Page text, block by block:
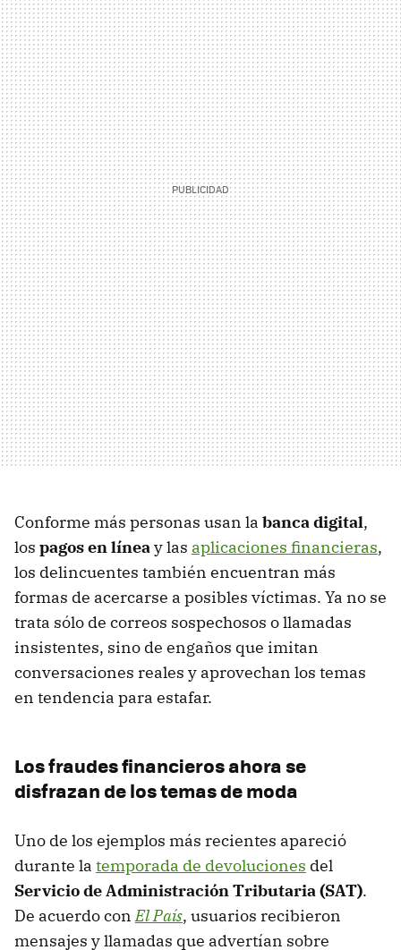
Conforme más personas usan la banca digital,
los pagos en líneay las aplicaciones financieras,
los delincuentes también encuentran más
formas de acercarse a posibles víctimas. Ya no se
trata sólo de correos sospechosos o llamadas
insistentes, sino de engaños que imitan
conversaciones reales y aprovechan los temas
en tendencia para estafar.
Los fraudes financieros ahora se
disfrazan de los temas de moda
Uno de los ejemplos más recientes apareció
durante la temporada de devoluciones del
Servicio de Administración Tributaria (SAT).
De acuerdo conEl País, usuarios recibieron
mensajes y llamadas que advertían sobre